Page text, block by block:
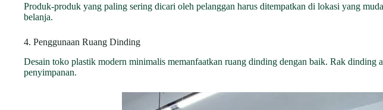
Produk-produk yang paling sering dicari oleh pelanggan harus ditempatkan di lokasi yang
belanja.
4. Penggunaan Ruang Dinding
Desain toko plastik modern minimalis memanfaatkan ruang dinding dengan baik. Rak dinding
penyimpanan.